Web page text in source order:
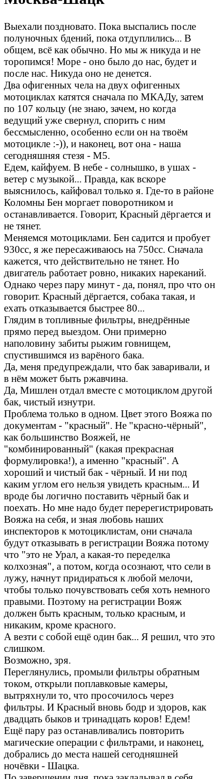
Выехали поздновато. Пока выспались после
полуночных бдений, пока отдуплились... В
общем, всё как обычно. Но мы ж никуда и не
торопимся! Море - оно было до нас, будет и
после нас. Никуда оно не денется.
Два офигенных чела на двух офигенных
мотоциклах катятся сначала по МКАДу, затем
по 107 кольцу (не знаю, зачем, но когда
ведущий уже свернул, спорить с ним
бессмысленно, особенно если он на твоём
мотоцикле :-)), и наконец, вот она - наша
сегодняшняя стезя - М5.
Едем, кайфуем. В небе - солнышко, в ушах -
ветер с музыкой... Правда, как вскоре
выяснилось, кайфовал только я. Где-то в районе
Коломны Бен моргает поворотником и
останавливается. Говорит, Красный дёргается и
не тянет.
Меняемся мотоциклами. Бен садится и пробует
930сс, я же пересаживаюсь на 750сс. Сначала
кажется, что действительно не тянет. Но
двигатель работает ровно, никаких нареканий.
Однако через пару минут - да, понял, про что он
говорит. Красный дёргается, собака такая, и
ехать отказывается быстрее 80...
Глядим в топливные фильтры, внедрённые
прямо перед выездом. Они примерно
наполовину забиты рыжим говнищем,
спустившимся из варёного бака.
Да, меня предупреждали, что бак заваривали, и
в нём может быть ржавчина.
Да, Мишлен отдал вместе с мотоциклом другой
бак, чистый изнутри.
Проблема только в одном. Цвет этого Вояжа по
документам - "красный". Не "красно-чёрный",
как большинство Вояжей, не
"комбинированный" (какая прекрасная
формулировка!), а именно "красный". А
хороший и чистый бак - чёрный. И ни под
каким углом его нельзя увидеть красным... И
вроде бы логично поставить чёрный бак и
поехать. Но мне надо будет перерегистрировать
Вояжа на себя, и зная любовь наших
инспекторов к мотоциклистам, они сначала
будут отказывать в регистрации Вояжа потому
что "это не Урал, а какая-то переделка
колхозная", а потом, когда осознают, что сели в
лужу, начнут придираться к любой мелочи,
чтобы только почувствовать себя хоть немного
правыми. Поэтому на регистрации Вояж
должен быть красным, только красным, и
никаким, кроме красного.
А везти с собой ещё один бак... Я решил, что это
слишком.
Возможно, зря.
Переглянулись, промыли фильтры обратным
током, открыли поплавковые камеры,
вытряхнули то, что просочилось через
фильтры. И Красный вновь бодр и здоров, как
двадцать быков и тринадцать коров! Едем!
Ещё пару раз останавливались повторить
магические операции с фильтрами, и наконец,
добрались до места нашей сегодняшней
ночёвки - Шацка.